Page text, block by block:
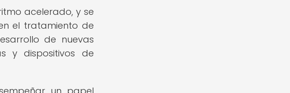
acelerado, y se
el tratamiento de
de nuevas
y dispositivos de